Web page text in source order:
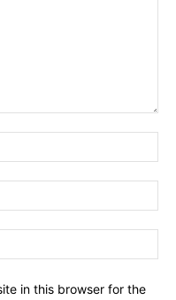
in this browser for the